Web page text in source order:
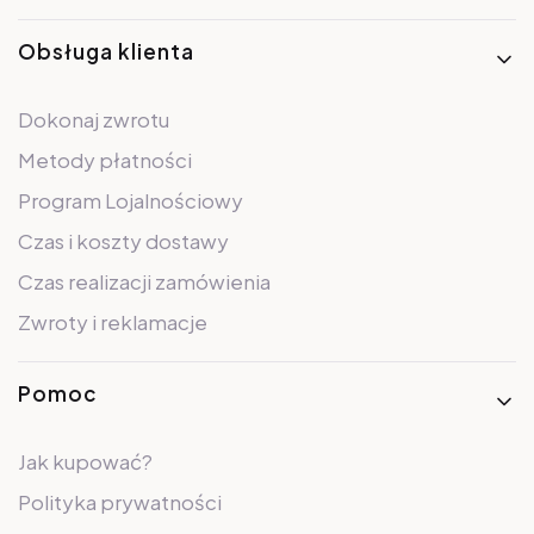
Obsługa klienta
Dokonaj zwrotu
Metody płatności
Program Lojalnościowy
Czas i koszty dostawy
Czas realizacji zamówienia
Zwroty i reklamacje
Pomoc
Jak kupować?
Polityka prywatności